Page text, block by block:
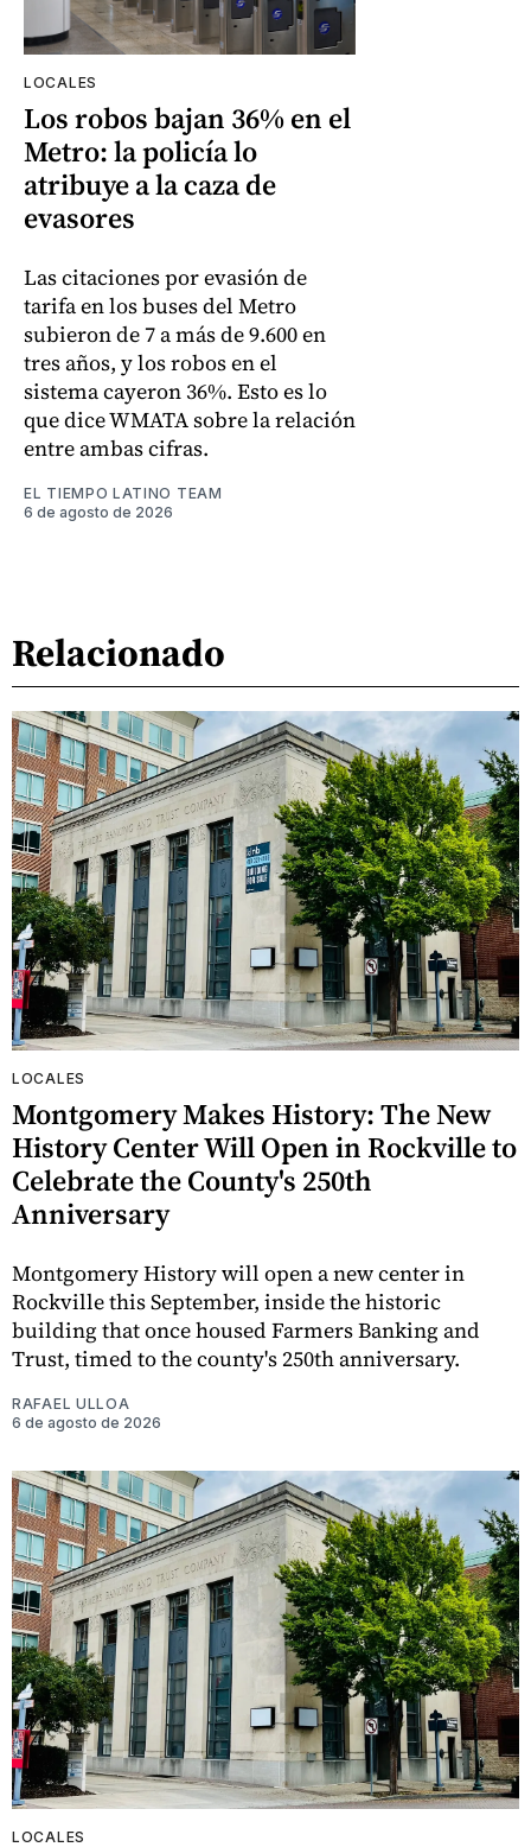
LOCALES
Los robos bajan 36% en el
Metro: la policía lo
atribuye a la caza de
evasores
Las citaciones por evasión de
tarifa en los buses del Metro
subieron de 7 a más de 9.600 en
tres años, y los robos en el
sistema cayeron 36%. Esto es lo
que dice WMATA sobre la relación
entre ambas cifras.
EL TIEMPO LATINO TEAM
6 de agosto de 2026
Relacionado
LOCALES
Montgomery Makes History: The New
History Center Will Open in Rockville to
Celebrate the County's 250th
Anniversary
Montgomery History will open a new center in
Rockville this September, inside the historic
building that once housed Farmers Banking and
Trust, timed to the county's 250th anniversary.
RAFAEL ULLOA
6 de agosto de 2026
LOCALES